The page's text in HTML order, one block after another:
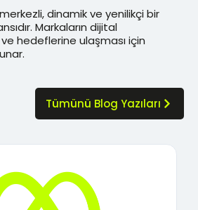
dinamik ve yenilikçi bir
Markaların dijital
hedeflerine ulaşması için
Tümünü Blog Yazıları